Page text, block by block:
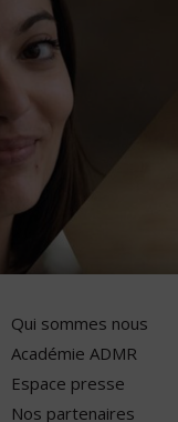
Qui sommes nous
Académie ADMR
Espace presse
Nos partenaires